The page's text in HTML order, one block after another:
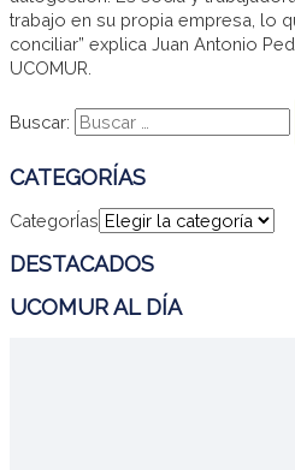
trabajo en su propia empresa, lo
conciliar” explica Juan Antonio
UCOMUR.
Buscar:
CATEGORÍAS
CategorÍas
DESTACADOS
UCOMUR AL DÍA